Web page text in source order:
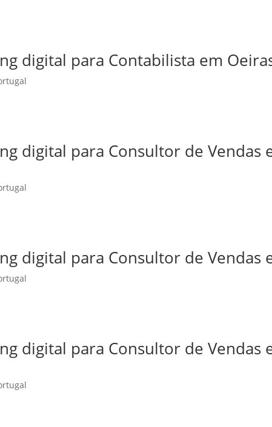
digital para Contabilista em
digital para Consultor de Vendas
digital para Consultor de Vendas
digital para Consultor de Vendas